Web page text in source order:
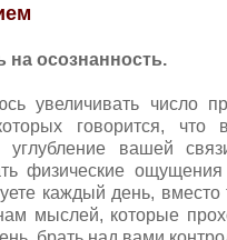
на осознанность.
увеличивать число
говорится, что
углубление вашей
физические
каждый день, вместо
мыслей, которые